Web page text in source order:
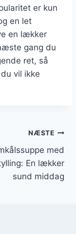
er kun
en let
en lækker
gang du
ret, så
vil ikke
NÆSTE
med
En lækker
sund middag